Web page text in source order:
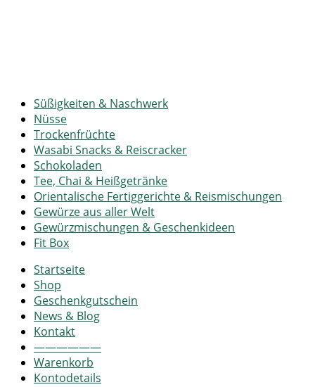
Süßigkeiten & Naschwerk
Nüsse
Trockenfrüchte
Wasabi Snacks & Reiscracker
Schokoladen
Tee, Chai & Heißgetränke
Orientalische Fertiggerichte & Reismischungen
Gewürze aus aller Welt
Gewürzmischungen & Geschenkideen
Fit Box
Startseite
Shop
Geschenkgutschein
News & Blog
Kontakt
——————
Warenkorb
Kontodetails